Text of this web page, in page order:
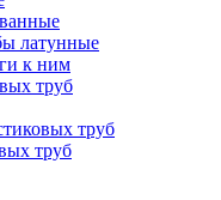
латунные
к ним
труб
труб
труб